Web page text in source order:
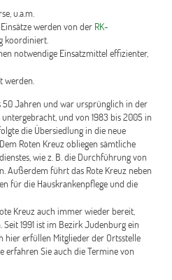
u.a.m.
werden von der RK-
koordiniert.
notwendige Einsatzmittel effizienter,
werden.
50 Jahren und war ursprünglich in der
und von 1983 bis 2005 in
die Übersiedlung in die neue
Roten Kreuz obliegen sämtliche
wie z. B. die Durchführung von
Außerdem führt das Rote Kreuz neben
für die Hauskrankenpflege und die
Kreuz auch immer wieder bereit,
1991 ist im Bezirk Judenburg ein
hier erfüllen Mitglieder der Ortsstelle
erfahren Sie auch die Termine von